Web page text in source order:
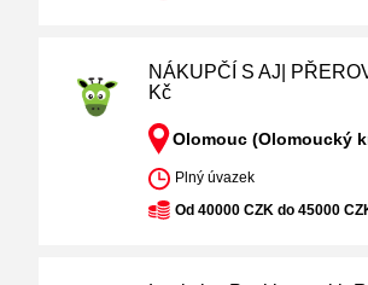
NÁKUPČÍ S AJ|
Kč
Olomouc (Olomoucký
Plný úvazek
Od 40000 CZK do 45000